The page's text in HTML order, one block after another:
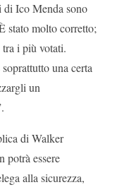
di Ico Menda sono
stato molto corretto;
tra i più votati.
una certa
un
di Walker
potrà essere
alla sicurezza,